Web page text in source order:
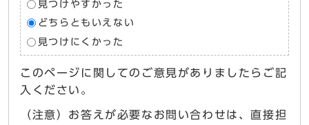
見つけやすかった
どちらともいえない
見つけにくかった
このページに関してのご意見がありましたらご記
入ください。
（注意）お答えが必要なお問い合わせは、直接担